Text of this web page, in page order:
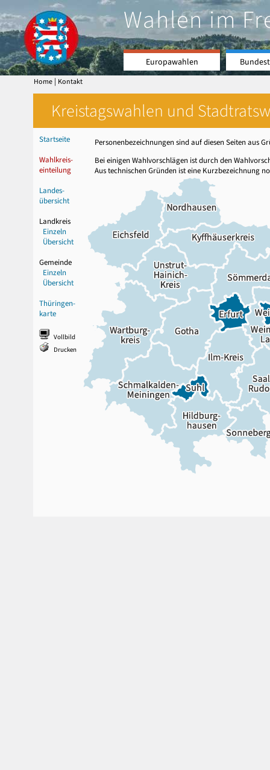
Wahlen im
Europawahlen
Home | Kontakt
Kreistagswahlen und
Startseite
Wahlkreis-
einteilung
Landes-
übersicht
Landkreis
Einzeln
Übersicht
Gemeinde
Einzeln
Übersicht
Thüringen-
karte
Vollbild
Drucken
Personenbezeichnungen sind auf diesen Seiten aus
Bei einigen Wahlvorschlägen ist durch den
Aus technischen Gründen ist eine Kurzbezeichnung